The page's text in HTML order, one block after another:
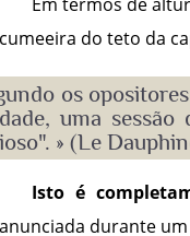
cumeeira do teto da
os
uma
» (Le
Isto é
anunciada durante